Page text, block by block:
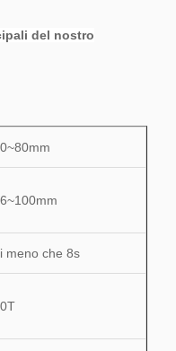
del nostro
meno che 8s